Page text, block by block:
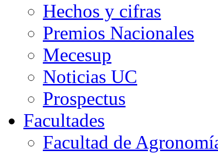
Hechos y cifras
Premios Nacionales
Mecesup
Noticias UC
Prospectus
Facultades
Facultad de